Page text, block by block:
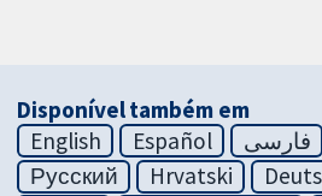
Disponível também em
English
Español فارسی
Русский
Hrvatski